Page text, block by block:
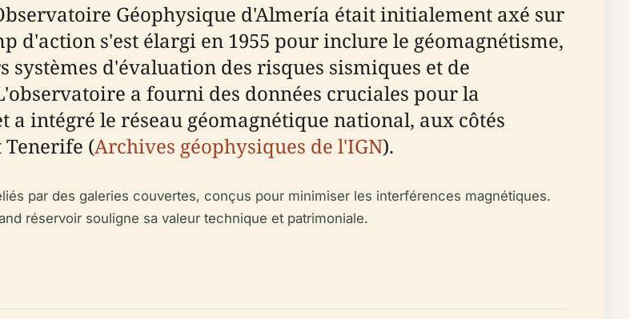
Géophysique d'Almería était initialement axé sur
d'action s'est élargi en 1955 pour inclure le géomagnétisme,
d'évaluation des risques sismiques et de
a fourni des données cruciales pour la
intégré le réseau géomagnétique national, aux côtés
Tenerife (Archives géophysiques de l'IGN).
par des galeries couvertes, conçus pour minimiser les interférences magnétiques.
réservoir souligne sa valeur technique et patrimoniale.